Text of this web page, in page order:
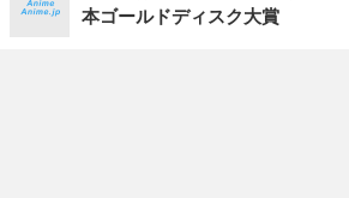
本ゴールドディスク大賞